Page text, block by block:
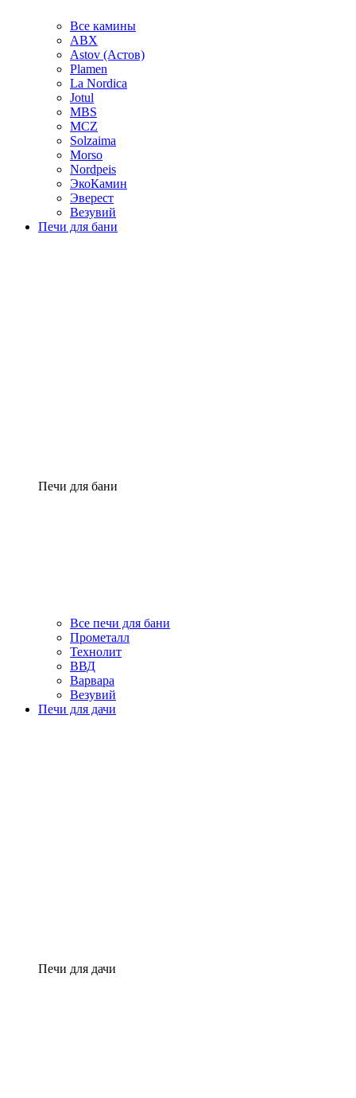
Все камины
ABX
Astov (Астов)
Plamen
La Nordica
Jotul
MBS
MCZ
Solzaima
Morso
Nordpeis
ЭкоКамин
Эверест
Везувий
Печи для бани
Печи для бани
Все печи для бани
Прометалл
Технолит
ВВД
Варвара
Везувий
Печи для дачи
Печи для дачи